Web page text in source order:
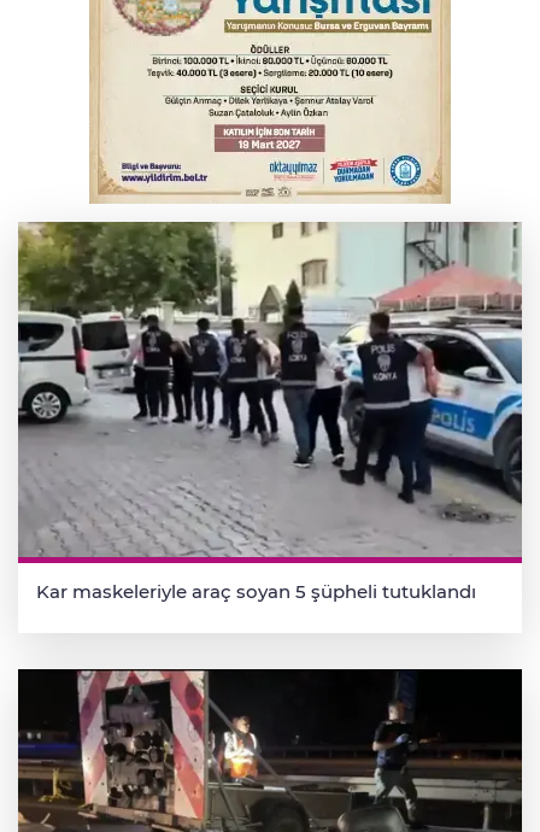
sıçrayan alevler söndürüldü
Serbest piyasada döviz fiyatları
Otomobil kanala uçtu: 2 yaralı
Kar maskeleriyle araç soyan 5 şüpheli tutuklandı